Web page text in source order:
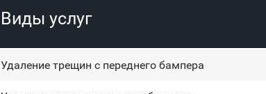
Виды услуг
Удаление трещин с переднего бампера